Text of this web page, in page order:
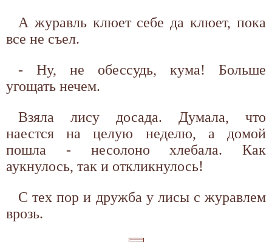
А журавль клюет себе да клюет, пока
все не съел.
- Ну, не обессудь, кума! Больше
угощать нечем.
Взяла лису досада. Думала, что
наестся на целую неделю, а домой
пошла - несолоно хлебала. Как
аукнулось, так и откликнулось!
С тех пор и дружба у лисы с журавлем
врозь.